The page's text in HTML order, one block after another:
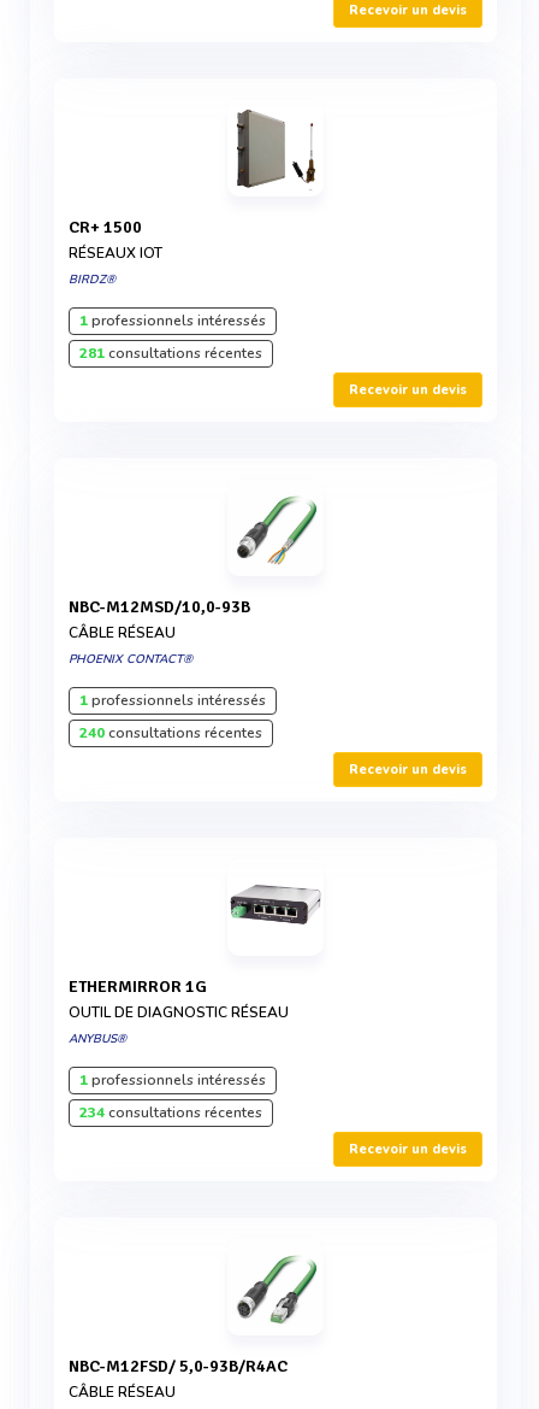
Recevoir un devis
CR+ 1500
RÉSEAUX IOT
BIRDZ®
1professionnels intéressés
281consultations récentes
Recevoir un devis
NBC-M12MSD/10,0-93B
CÂBLE RÉSEAU
PHOENIX CONTACT®
1professionnels intéressés
240consultations récentes
Recevoir un devis
ETHERMIRROR 1G
OUTIL DE DIAGNOSTIC RÉSEAU
ANYBUS®
1professionnels intéressés
234consultations récentes
Recevoir un devis
NBC-M12FSD/ 5,0-93B/R4AC
CÂBLE RÉSEAU